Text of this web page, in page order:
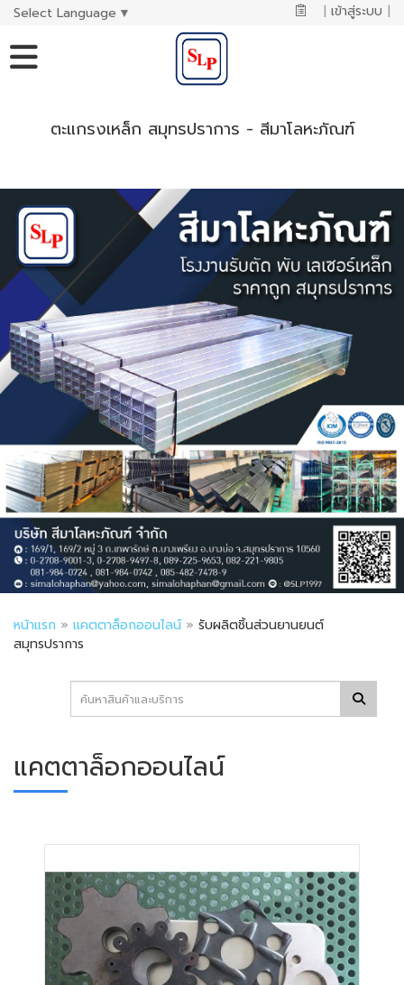
Select Language ▼ | เข้าสู่ระบบ |
ตะแกรงเหล็ก สมุทรปราการ - สีมาโลหะภัณฑ์
หน้าแรก » แคตตาล็อกออนไลน์ » รับผลิตชิ้นส่วนยานยนต์
สมุทรปราการ
แคตตาล็อกออนไลน์